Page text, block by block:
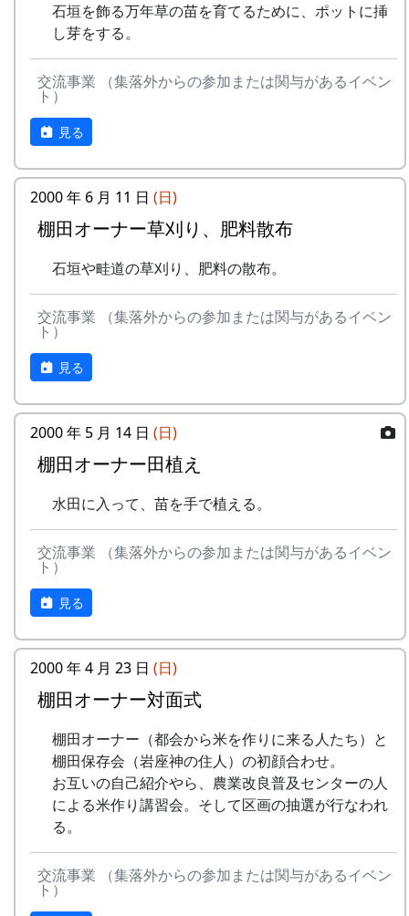
石垣を飾る万年草の苗を育てるために、ポットに挿
し芽をする。
交流事業 （集落外からの参加または関与があるイベン
ト）
見る
2000 年 6 月 11 日 (日)
棚田オーナー草刈り、肥料散布
石垣や畦道の草刈り、肥料の散布。
交流事業 （集落外からの参加または関与があるイベン
ト）
見る
2000 年 5 月 14 日 (日)
棚田オーナー田植え
水田に入って、苗を手で植える。
交流事業 （集落外からの参加または関与があるイベン
ト）
見る
2000 年 4 月 23 日 (日)
棚田オーナー対面式
棚田オーナー（都会から米を作りに来る人たち）と
棚田保存会（岩座神の住人）の初顔合わせ。
お互いの自己紹介やら、農業改良普及センターの人
による米作り講習会。そして区画の抽選が行なわれ
る。
交流事業 （集落外からの参加または関与があるイベン
ト）